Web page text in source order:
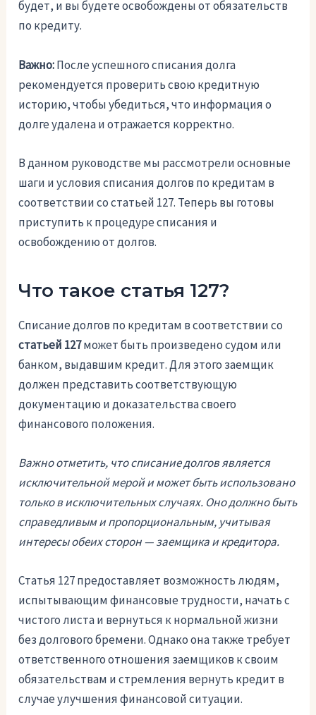
будет, и вы будете освобождены от обязательств
по кредиту.
Важно:После успешного списания долга
рекомендуется проверить свою кредитную
историю, чтобы убедиться, что информация о
долге удалена и отражается корректно.
В данном руководстве мы рассмотрели основные
шаги и условия списания долгов по кредитам в
соответствии со статьей 127. Теперь вы готовы
приступить к процедуре списания и
освобождению от долгов.
Что такое статья 127?
Списание долгов по кредитам в соответствии со
статьей 127может быть произведено судом или
банком, выдавшим кредит. Для этого заемщик
должен представить соответствующую
документацию и доказательства своего
финансового положения.
Важно отметить, что списание долгов является
исключительной мерой и может быть использовано
только в исключительных случаях. Оно должно быть
справедливым и пропорциональным, учитывая
интересы обеих сторон — заемщика и кредитора.
Статья 127 предоставляет возможность людям,
испытывающим финансовые трудности, начать с
чистого листа и вернуться к нормальной жизни
без долгового бремени. Однако она также требует
ответственного отношения заемщиков к своим
обязательствам и стремления вернуть кредит в
случае улучшения финансовой ситуации.